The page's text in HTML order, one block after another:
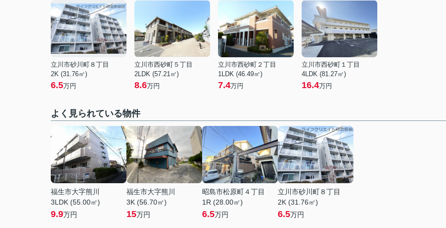
立川市砂川町８丁目
2K (31.76㎡)
6.5万円
立川市西砂町５丁目
2LDK (57.21㎡)
8.6万円
立川市西砂町２丁目
1LDK (46.49㎡)
7.4万円
立川市西砂町１丁目
4LDK (81.27㎡)
16.4万円
よく見られている物件
福生市大字熊川
3LDK (55.00㎡)
9.9万円
福生市大字熊川
3K (56.70㎡)
15万円
昭島市松原町４丁目
1R (28.00㎡)
6.5万円
立川市砂川町８丁目
2K (31.76㎡)
6.5万円